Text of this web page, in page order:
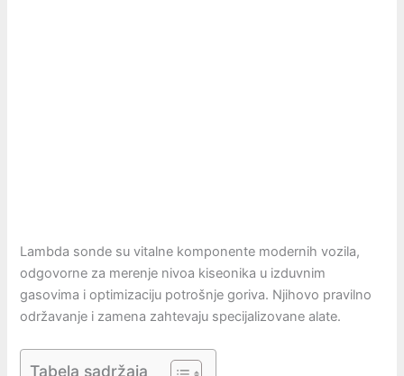
Lambda sonde su vitalne komponente modernih vozila,
odgovorne za merenje nivoa kiseonika u izduvnim
gasovima i optimizaciju potrošnje goriva. Njihovo pravilno
održavanje i zamena zahtevaju specijalizovane alate.
Tabela sadržaja